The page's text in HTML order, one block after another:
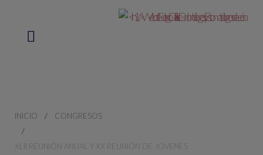
INICIO CONGRESOS
XLII REUNIÓN ANUAL Y XX REUNIÓN DE JÓVENES